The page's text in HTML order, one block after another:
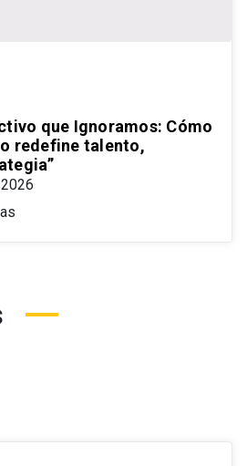
que Ignoramos: Cómo
redefine talento,